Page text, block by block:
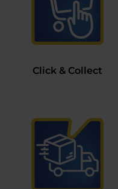
Click & Collect